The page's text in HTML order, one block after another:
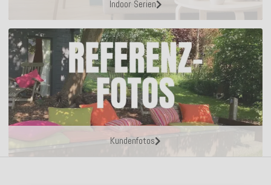
Indoor Serien
Kundenfotos